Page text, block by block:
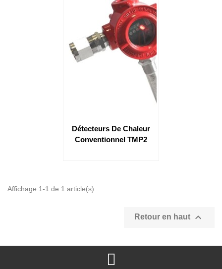
Détecteurs De Chaleur
Conventionnel TMP2
Affichage 1-1 de 1 article(s)
Retour en haut 